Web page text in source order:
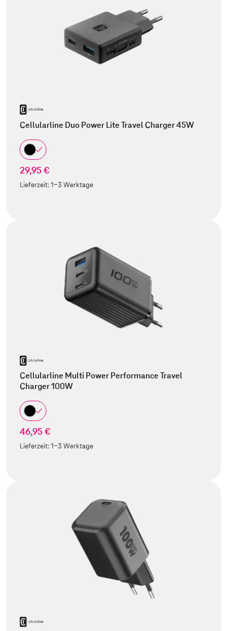
Cellularline Duo Power Lite Travel Charger 45W
29,95 €
Lieferzeit:1-3 Werktage
Cellularline Multi Power Performance Travel
Charger 100W
46,95 €
Lieferzeit:1-3 Werktage